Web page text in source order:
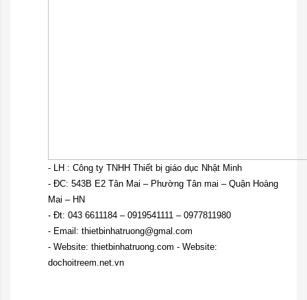
- LH : Công ty TNHH Thiết bị giáo dục Nhật Minh
- ĐC: 543B E2 Tân Mai – Phường Tân mai – Quận Hoàng
Mai – HN
- Đt: 043 6611184 – 0919541111 – 0977811980
- Email: thietbinhatruong@gmal.com
- Website: thietbinhatruong.com - Website:
dochoitreem.net.vn